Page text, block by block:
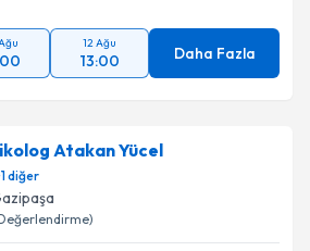
12 Ağu
13:00 Daha Fazla
Atakan Yücel
1diğer